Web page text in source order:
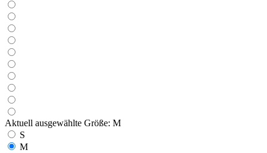
Aktuell ausgewählte Größe: M
S
M